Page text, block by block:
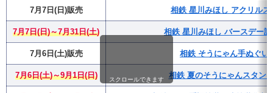
7月7日(日)販売 相鉄 星川みほし アクリルス
7月7日(日)～7月31日(土) 相鉄 星川みほし バースデー
7月6日(土)販売 相鉄 そうにゃん手ぬぐい
7月6日(土)～9月1日(日) 相鉄 夏のそうにゃんスタン
スクロールできます